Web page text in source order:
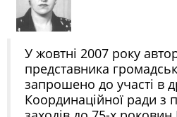
У жовтні 2007 року
представника
запрошено до участі в
Координа­цій­ної ради з